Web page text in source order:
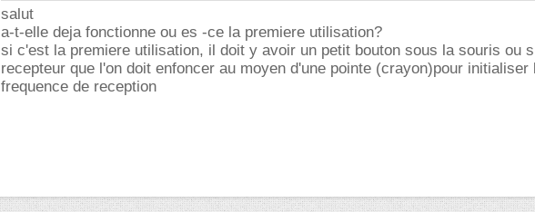
salut
a-t-elle deja fonctionne ou es -ce la premiere utilisation?
si c'est la premiere utilisation, il doit y avoir un petit bouton sous la souris ou
recepteur que l'on doit enfoncer au moyen d'une pointe (crayon)pour initialiser
frequence de reception